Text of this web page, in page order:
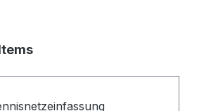
überspringen